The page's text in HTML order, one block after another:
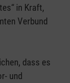
in Kraft,
Verbund
dass es
und